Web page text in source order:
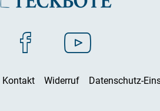
Kontakt Widerruf Datenschutz-